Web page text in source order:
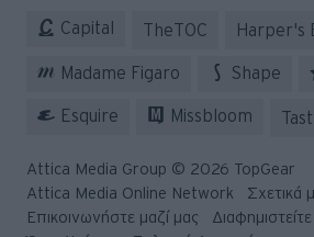
Capital TheTOC Harper's
Madame Figaro Shape
Esquire Missbloom
Attica Media Group © 2026 TopGear
Attica Media Online Network
Σχετικά
Επικοινωνήστε μαζί μας
Διαφημιστείτε